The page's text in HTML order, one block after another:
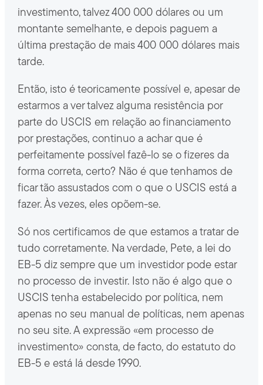
investimento, talvez 400 000 dólares ou um
montante semelhante, e depois paguem a
última prestação de mais 400 000 dólares mais
tarde.
Então, isto é teoricamente possível e, apesar de
estarmos a ver talvez alguma resistência por
parte do USCIS em relação ao financiamento
por prestações, continuo a achar que é
perfeitamente possível fazê-lo se o fizeres da
forma correta, certo? Não é que tenhamos de
ficar tão assustados com o que o USCIS está a
fazer. Às vezes, eles opõem-se.
Só nos certificamos de que estamos a tratar de
tudo corretamente. Na verdade, Pete, a lei do
EB-5 diz sempre que um investidor pode estar
no processo de investir. Isto não é algo que o
USCIS tenha estabelecido por política, nem
apenas no seu manual de políticas, nem apenas
no seu site. A expressão «em processo de
investimento» consta, de facto, do estatuto do
EB-5 e está lá desde 1990.